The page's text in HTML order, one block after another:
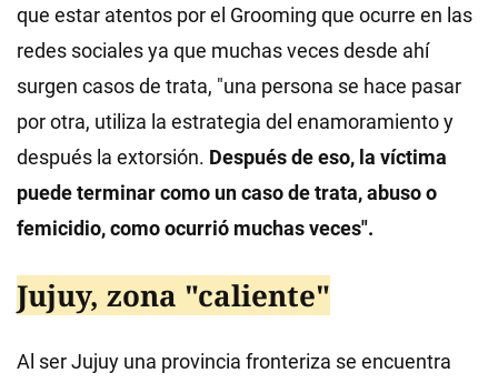
que estar atentos por el Grooming que ocurre en las
redes sociales ya que muchas veces desde ahí
surgen casos de trata, "una persona se hace pasar
por otra, utiliza la estrategia del enamoramiento y
después la extorsión. Después de eso, la víctima
puede terminar como un caso de trata, abuso o
femicidio, como ocurrió muchas veces".
Jujuy, zona "caliente"
Al ser Jujuy una provincia fronteriza se encuentra